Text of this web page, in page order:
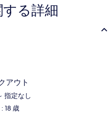
る詳細
アウト
指定なし
18 歳